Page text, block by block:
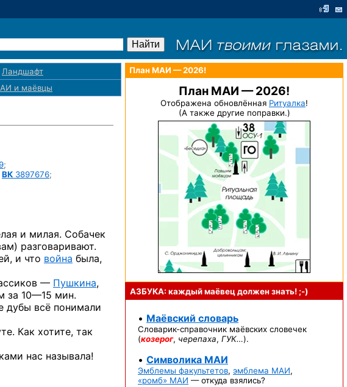
Ландшафт
и маёвцы
;
ВК 3897676;
и милая. Собачек
разговаривают.
и что война была,
— Пушкина,
за 10—15 мин.
дубы всё понимали
Как хотите, так
нас называла!
План МАИ — 2026!
План МАИ — 2026!
Отображена обновлённая Ритуалка!
(А также другие поправки.)
АЗБУКА: каждый маёвец должензнать! ;-)
• Маёвский словарь
Словарик-справочник маёвских словечек
(козерог, черепаха, ГУК…).
• Символика МАИ
Эмблемы факультетов, эмблема МАИ,
«ромб» МАИ — откуда взялись?